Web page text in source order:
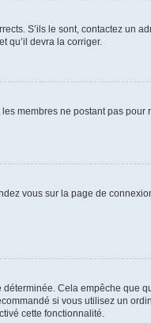
S’ils le sont, contactez un
qu’il devra la corriger.
membres ne postant pas
vous sur la page de
Cela empêche que
si vous utilisez un
cette fonctionnalité.